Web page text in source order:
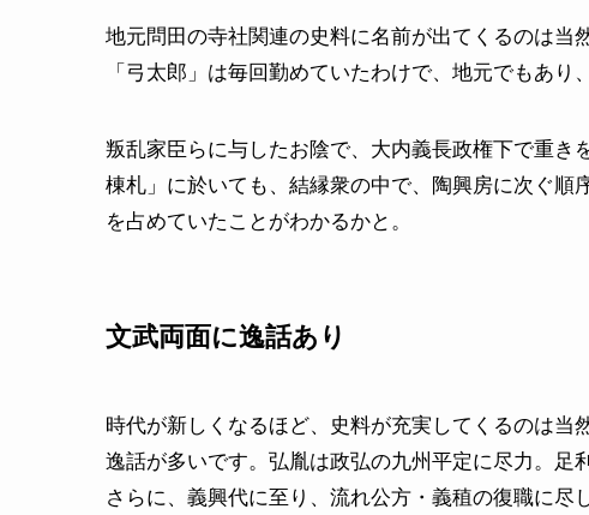
地元問田の寺社関連の史料に名前が出てくるのは
「弓太郎」は毎回勤めていたわけで、地元でもあり
叛乱家臣らに与したお陰で、大内義長政権下で重
棟札」に於いても、結縁衆の中で、陶興房に次ぐ
を占めていたことがわかるかと。
文武両面に逸話あり
時代が新しくなるほど、史料が充実してくるのは
逸話が多いです。弘胤は政弘の九州平定に尽力。足
さらに、義興代に至り、流れ公方・義稙の復職に